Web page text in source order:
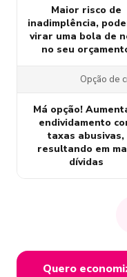
Maior risco de
inadimplência,
virar uma bola de
no seu
Opção de
Má opção!
endividamento
taxas abusivas,
resultando em
dívidas
Quero